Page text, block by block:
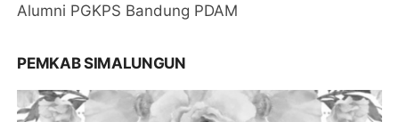
Alumni PGKPS Bandung PDAM
PEMKAB SIMALUNGUN